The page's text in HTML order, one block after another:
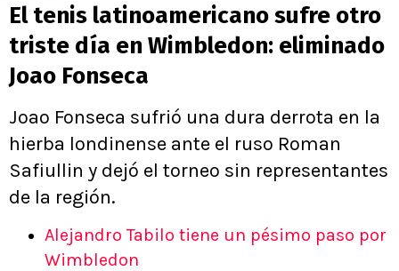
El tenis latinoamericano sufre otro
triste día en Wimbledon: eliminado
Joao Fonseca
Joao Fonseca sufrió una dura derrota en la
hierba londinense ante el ruso Roman
Safiullin y dejó el torneo sin representantes
de la región.
Alejandro Tabilo tiene un pésimo paso por
Wimbledon